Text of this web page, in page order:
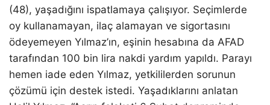
(48), yaşadığını ispatlamaya çalışıyor. Seçimlerde
oy kullanamayan, ilaç alamayan ve sigortasını
ödeyemeyen Yılmaz’ın, eşinin hesabına da AFAD
tarafından 100 bin lira nakdi yardım yapıldı. Parayı
hemen iade eden Yılmaz, yetkililerden sorunun
çözümü için destek istedi. Yaşadıklarını anlatan